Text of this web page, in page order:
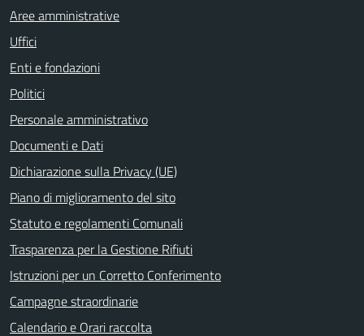
Aree amministrative
Uffici
Enti e fondazioni
Politici
Personale amministrativo
Documenti e Dati
Dichiarazione sulla Privacy (UE)
Piano di miglioramento del sito
Statuto e regolamenti Comunali
Trasparenza per la Gestione Rifiuti
Istruzioni per un Corretto Conferimento
Campagne straordinarie
Calendario e Orari raccolta